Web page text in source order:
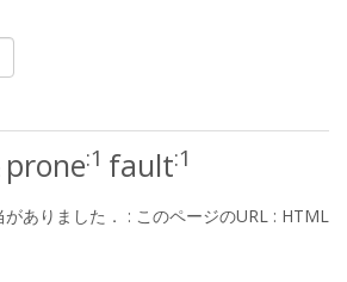
prone:1 fault:1
がありました． : このページのURL : HTML